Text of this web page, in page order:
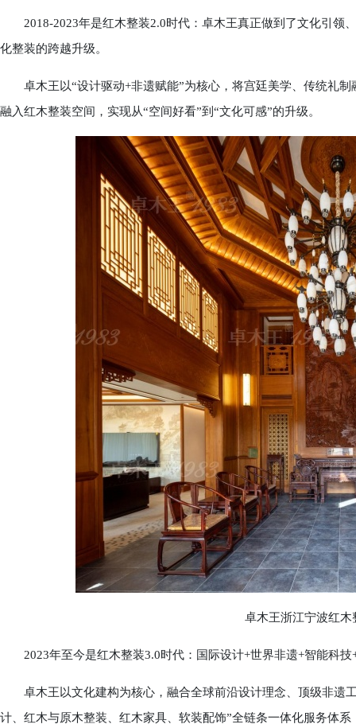
2018-2023年是红木整装2.0时代：卓木王真正做到了文化引领
化整装的跨越升级。
卓木王以“设计驱动+非遗赋能”为核心，将宫廷美学、传统礼制
融入红木整装空间，实现从“空间好看”到“文化可感”的升级。
卓木王浙江宁波红木
2023年至今是红木整装3.0时代：国际设计+世界非遗+智能科技
卓木王以文化建构为核心，融合全球前沿设计理念、顶级非遗
计、红木与原木整装、红木家具、软装配饰”全链条一体化服务体